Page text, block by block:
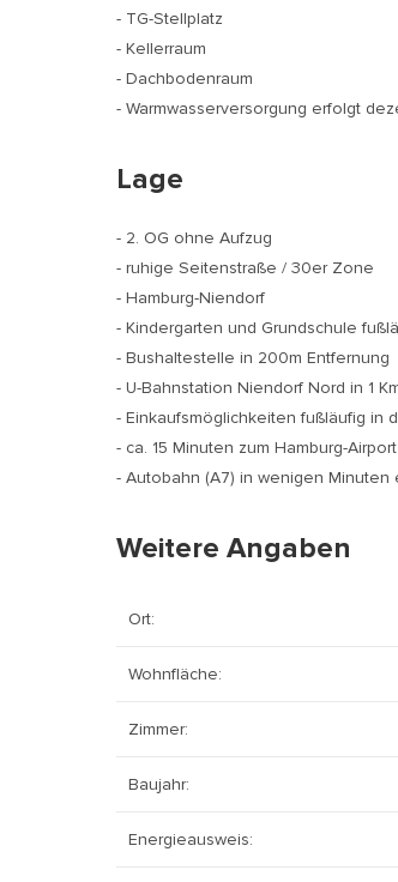
- TG-Stellplatz
- Kellerraum
- Dachbodenraum
- Warmwasserversorgung erfolgt
Lage
- 2. OG ohne Aufzug
- ruhige Seitenstraße / 30er Zone
- Hamburg-Niendorf
- Kindergarten und Grundschule
- Bushaltestelle in 200m Entfernung
- U-Bahnstation Niendorf Nord in 1
- Einkaufsmöglichkeiten fußläufig in
- ca. 15 Minuten zum Hamburg-Airport
- Autobahn (A7) in wenigen Minuten
Weitere Angaben
Ort:
Wohnfläche:
Zimmer:
Baujahr:
Energieausweis: